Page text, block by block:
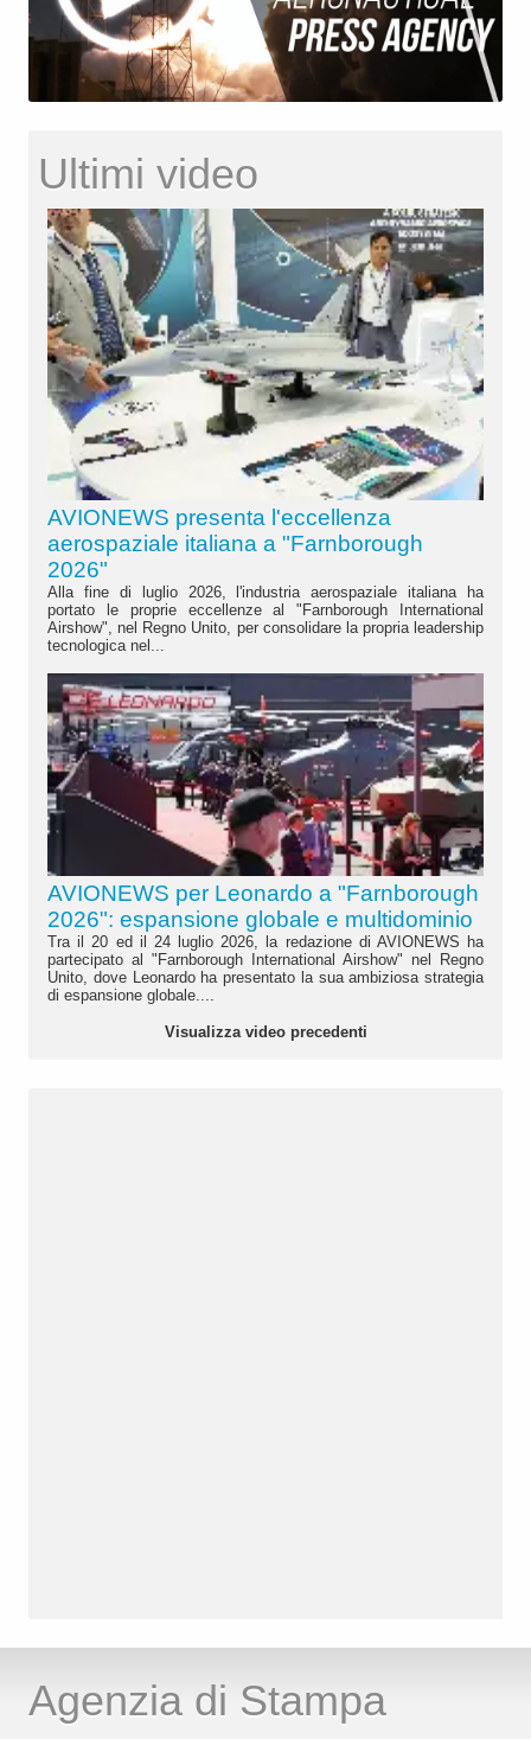
Ultimi video
AVIONEWS presenta l'eccellenza
aerospaziale italiana a "Farnborough
2026"
Alla fine di luglio 2026, l'industria aerospaziale italiana ha
portato le proprie eccellenze al "Farnborough International
Airshow", nel Regno Unito, per consolidare la propria leadership
tecnologica nel...
AVIONEWS per Leonardo a "Farnborough
2026": espansione globale e multidominio
Tra il 20 ed il 24 luglio 2026, la redazione di AVIONEWS ha
partecipato al "Farnborough International Airshow" nel Regno
Unito, dove Leonardo ha presentato la sua ambiziosa strategia
di espansione globale....
Visualizza video precedenti
Agenzia di Stampa